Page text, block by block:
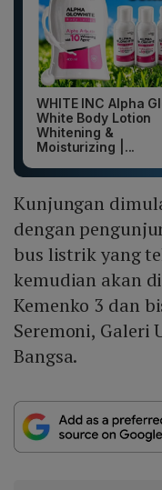
WHITE INC Alpha
White Body Lotion
Whitening &
Moisturizing |...
Kunjungan
dengan
bus listrik yang
kemudian akan
Kemenko 3 dan
Seremoni, Galeri
Bangsa.